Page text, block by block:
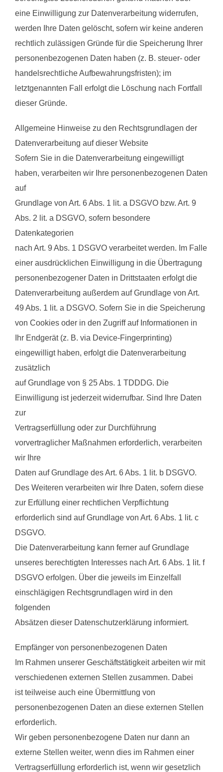
eine Einwilligung zur Datenverarbeitung widerrufen,
werden Ihre Daten gelöscht, sofern wir keine anderen
rechtlich zulässigen Gründe für die Speicherung Ihrer
personenbezogenen Daten haben (z. B. steuer- oder
handelsrechtliche Aufbewahrungsfristen); im
letztgenannten Fall erfolgt die Löschung nach Fortfall
dieser Gründe.
Allgemeine Hinweise zu den Rechtsgrundlagen der
Datenverarbeitung auf dieser Website
Sofern Sie in die Datenverarbeitung eingewilligt
haben, verarbeiten wir Ihre personenbezogenen Daten
auf
Grundlage von Art. 6 Abs. 1 lit. a DSGVO bzw. Art. 9
Abs. 2 lit. a DSGVO, sofern besondere
Datenkategorien
nach Art. 9 Abs. 1 DSGVO verarbeitet werden. Im Falle
einer ausdrücklichen Einwilligung in die Übertragung
personenbezogener Daten in Drittstaaten erfolgt die
Datenverarbeitung außerdem auf Grundlage von Art.
49 Abs. 1 lit. a DSGVO. Sofern Sie in die Speicherung
von Cookies oder in den Zugriff auf Informationen in
Ihr Endgerät (z. B. via Device-Fingerprinting)
eingewilligt haben, erfolgt die Datenverarbeitung
zusätzlich
auf Grundlage von § 25 Abs. 1 TDDDG. Die
Einwilligung ist jederzeit widerrufbar. Sind Ihre Daten
zur
Vertragserfüllung oder zur Durchführung
vorvertraglicher Maßnahmen erforderlich, verarbeiten
wir Ihre
Daten auf Grundlage des Art. 6 Abs. 1 lit. b DSGVO.
Des Weiteren verarbeiten wir Ihre Daten, sofern diese
zur Erfüllung einer rechtlichen Verpflichtung
erforderlich sind auf Grundlage von Art. 6 Abs. 1 lit. c
DSGVO.
Die Datenverarbeitung kann ferner auf Grundlage
unseres berechtigten Interesses nach Art. 6 Abs. 1 lit. f
DSGVO erfolgen. Über die jeweils im Einzelfall
einschlägigen Rechtsgrundlagen wird in den
folgenden
Absätzen dieser Datenschutzerklärung informiert.
Empfänger von personenbezogenen Daten
Im Rahmen unserer Geschäftstätigkeit arbeiten wir mit
verschiedenen externen Stellen zusammen. Dabei
ist teilweise auch eine Übermittlung von
personenbezogenen Daten an diese externen Stellen
erforderlich.
Wir geben personenbezogene Daten nur dann an
externe Stellen weiter, wenn dies im Rahmen einer
Vertragserfüllung erforderlich ist, wenn wir gesetzlich